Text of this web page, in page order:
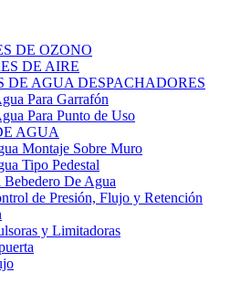
DE OZONO
DE AIRE
DE AGUA DESPACHADORES
Para Garrafón
Para Punto de Uso
AGUA
Montaje Sobre Muro
Tipo Pedestal
Bebedero De Agua
de Presión, Flujo y Retención
y Limitadoras